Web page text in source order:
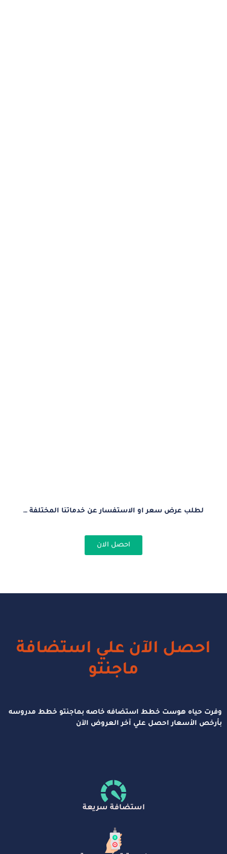
لطلب عرض سعر او الاستفسار عن خدماتنا المختلفة …
احصل الان
احصل الآن علي استضافة
ماجنتو
وفرت حياه هوست خطط استضافه خاصه بماجنتو خطط مدروسه
بأرخص الأسعار احصل علي آخر العروض الآن
استضافة سريعة